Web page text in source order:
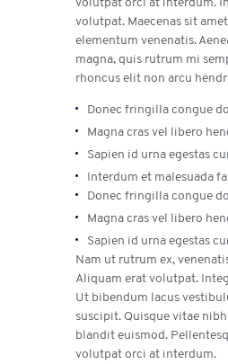
volutpat. Maecenas sit
elementum venenatis.
magna, quis rutrum mi
rhoncus elit non arcu
Donec fringilla congue
Magna cras vel libero
Sapien id urna egestas
Interdum et malesuada
Donec fringilla congue
Magna cras vel libero
Sapien id urna egestas
Nam ut rutrum ex,
Aliquam erat volutpat.
Ut bibendum lacus
suscipit. Quisque vitae
blandit euismod.
volutpat orci at interdum.